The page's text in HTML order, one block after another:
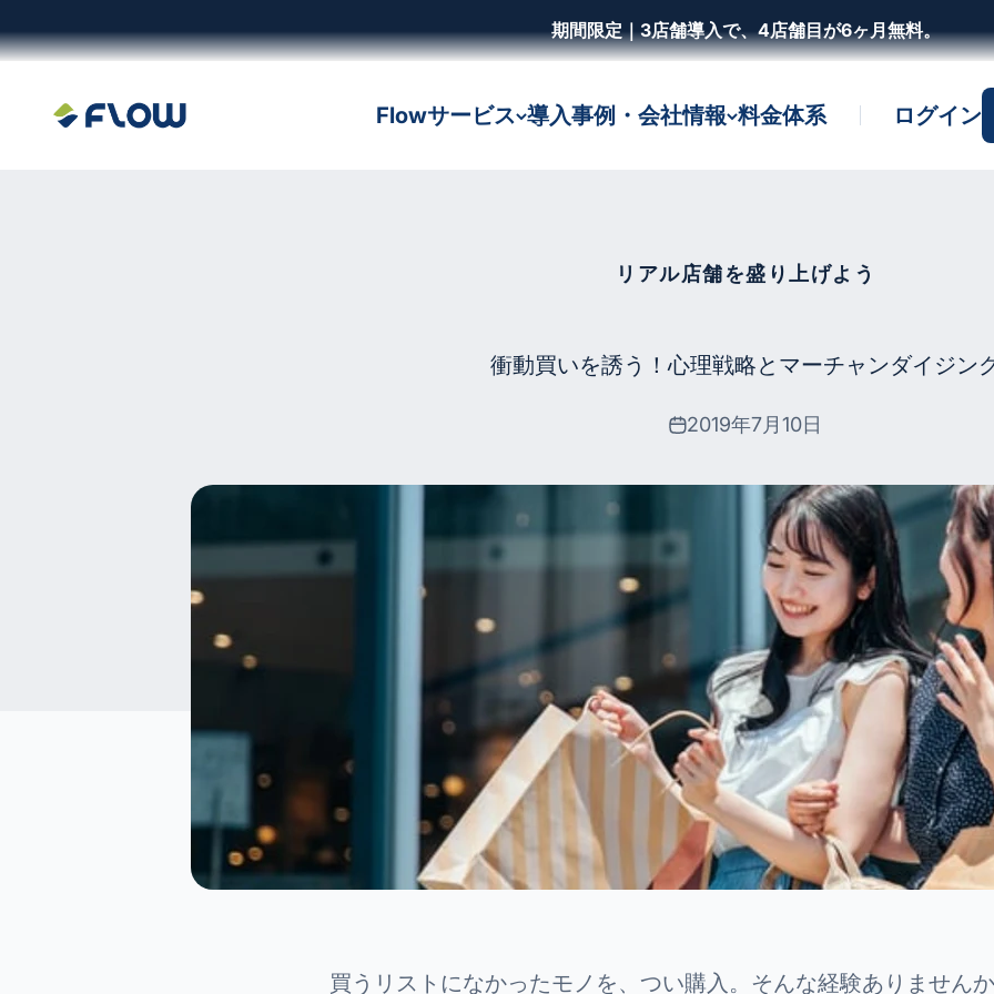
期間限定｜3店舗導入で、4店舗目が6ヶ月無料。
Flowサービス 導入事例・会社情報 料金体系 ログイン
株式会社Flow Solutions
リアル店舗を盛り上げよう
衝動買いを誘う！心理戦略とマーチャンダイジン
2019年7月10日
買うリストになかったモノを、つい購入。そんな経験ありません